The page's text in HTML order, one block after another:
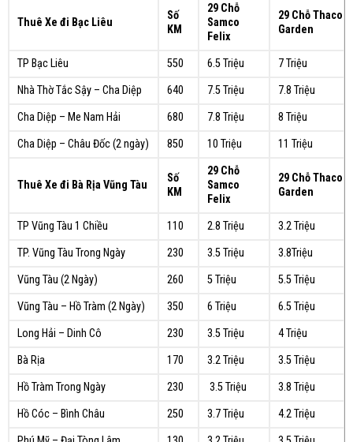
Thuê Xe đi Bạc Liêu
Số
KM
29 Chỗ
Samco
Felix
29 Chỗ Thaco
Garden
TP Bạc Liêu 550 6.5 Triệu
7 Triệu
Nhà Thờ Tắc Sậy – Cha Diệp
640 7.5 Triệu
7.8 Triệu
Cha Diệp – Me Nam Hải
680 7.8 Triệu
8 Triệu
Cha Diệp – Châu Đốc (2 ngày)
850 10 Triệu 11 Triệu
Thuê Xe đi Bà Rịa Vũng Tàu
Số
KM
29 Chỗ
Samco
Felix
29 Chỗ Thaco
Garden
TP Vũng Tàu 1 Chiều 110 2.8 Triệu
3.2 Triệu
TP. Vũng Tàu Trong Ngày
230 3.5 Triệu
3.8Triệu
Vũng Tàu (2 Ngày)
260 5 Triệu
5.5 Triệu
Vũng Tàu – Hồ Tràm (2 Ngày)
350 6 Triệu
6.5 Triệu
Long Hải – Dinh Cô
230 3.5 Triệu
4 Triệu
Bà Rịa
170 3.2 Triệu
3.5 Triệu
Hồ Tràm Trong Ngày
230 3.5 Triệu
3.8 Triệu
Hồ Cóc – Bình Châu
250 3.7 Triệu
4.2 Triệu